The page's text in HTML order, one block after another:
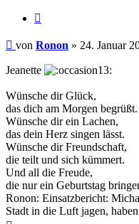
Beitrag
von Ronon » 24. Januar
Jeanette
Wünsche dir Glück,
das dich am Morgen begrüßt.
Wünsche dir ein Lachen,
das dein Herz singen lässt.
Wünsche dir Freundschaft,
die teilt und sich kümmert.
Und all die Freude,
die nur ein Geburtstag
Ronon: Einsatzbericht:
Stadt in die Luft jagen,